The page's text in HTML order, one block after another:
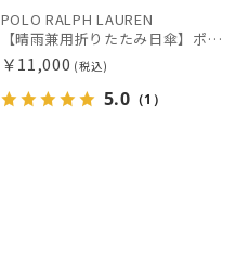
POLO RALPH LAUREN
【晴雨兼用折りたたみ日傘】ポロ ラルフ ローレン (POLO RALPH LAUREN) ラルフローレンリゾート 雨の日OK 軽量 一級遮光99.99% 遮熱 UV 晴雨兼用
￥11,000 (税込)
5.0 （1）